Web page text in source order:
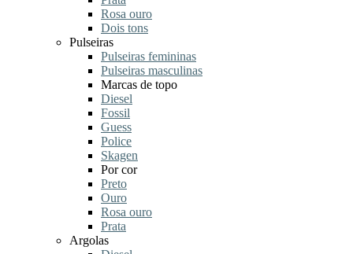
Rosa ouro
Dois tons
Pulseiras
Pulseiras femininas
Pulseiras masculinas
Marcas de topo
Diesel
Fossil
Guess
Police
Skagen
Por cor
Preto
Ouro
Rosa ouro
Prata
Argolas